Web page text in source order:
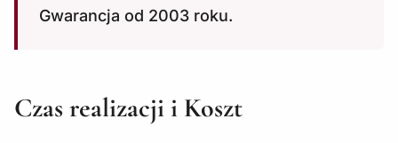
Gwarancja od 2003 roku.
Czas realizacji i Koszt